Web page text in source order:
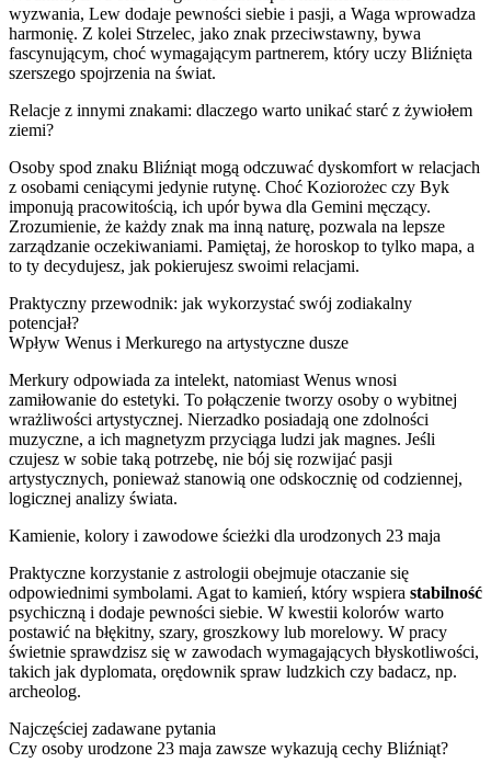
wyzwania, Lew dodaje pewności siebie i pasji, a Waga wprowadza
harmonię. Z kolei Strzelec, jako znak przeciwstawny, bywa
fascynującym, choć wymagającym partnerem, który uczy Bliźnięta
szerszego spojrzenia na świat.
Relacje z innymi znakami: dlaczego warto unikać starć z żywiołem
ziemi?
Osoby spod znaku Bliźniąt mogą odczuwać dyskomfort w relacjach
z osobami ceniącymi jedynie rutynę. Choć Koziorożec czy Byk
imponują pracowitością, ich upór bywa dla Gemini męczący.
Zrozumienie, że każdy znak ma inną naturę, pozwala na lepsze
zarządzanie oczekiwaniami. Pamiętaj, że horoskop to tylko mapa, a
to ty decydujesz, jak pokierujesz swoimi relacjami.
Praktyczny przewodnik: jak wykorzystać swój zodiakalny
potencjał?
Wpływ Wenus i Merkurego na artystyczne dusze
Merkury odpowiada za intelekt, natomiast Wenus wnosi
zamiłowanie do estetyki. To połączenie tworzy osoby o wybitnej
wrażliwości artystycznej. Nierzadko posiadają one zdolności
muzyczne, a ich magnetyzm przyciąga ludzi jak magnes. Jeśli
czujesz w sobie taką potrzebę, nie bój się rozwijać pasji
artystycznych, ponieważ stanowią one odskocznię od codziennej,
logicznej analizy świata.
Kamienie, kolory i zawodowe ścieżki dla urodzonych 23 maja
Praktyczne korzystanie z astrologii obejmuje otaczanie się
odpowiednimi symbolami. Agat to kamień, który wspiera stabilność
psychiczną i dodaje pewności siebie. W kwestii kolorów warto
postawić na błękitny, szary, groszkowy lub morelowy. W pracy
świetnie sprawdzisz się w zawodach wymagających błyskotliwości,
takich jak dyplomata, orędownik spraw ludzkich czy badacz, np.
archeolog.
Najczęściej zadawane pytania
Czy osoby urodzone 23 maja zawsze wykazują cechy Bliźniąt?